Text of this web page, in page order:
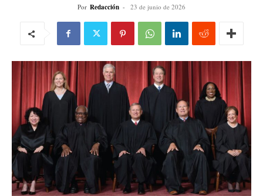
Por Redacción - 23 de junio de 2026